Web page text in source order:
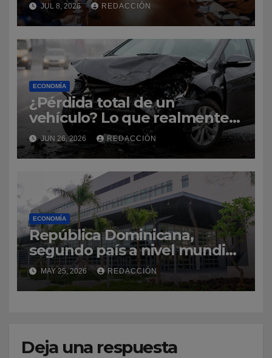
del Estado 2027
JUL 8, 2026 REDACCIÓN
ECONOMÍA
¿Pérdida total de un
vehículo? Lo que realmente
paga una aseguradora y
cómo evitar sorpresas
JUN 26, 2026 REDACCIÓN
ECONOMÍA
República Dominicana,
segundo país a nivel mundial
con más visas de inmigrantes
a Estados Unidos
MAY 25, 2026 REDACCIÓN
Deja una respuesta